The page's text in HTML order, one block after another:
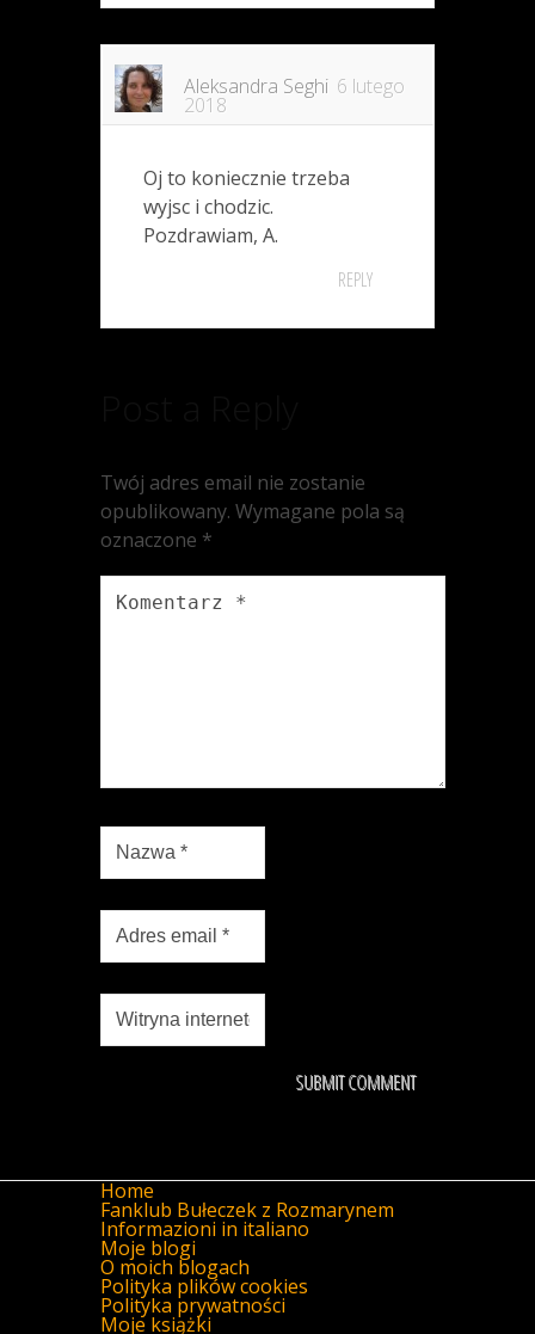
Aleksandra Seghi 6 lutego
2018
Oj to koniecznie trzeba
wyjsc i chodzic.
Pozdrawiam, A.
REPLY
Twój adres email nie zostanie
opublikowany. Wymagane pola są
oznaczone *
Home
Fanklub Bułeczek z Rozmarynem
Informazioni in italiano
Moje blogi
O moich blogach
Polityka plików cookies
Polityka prywatności
Moje książki